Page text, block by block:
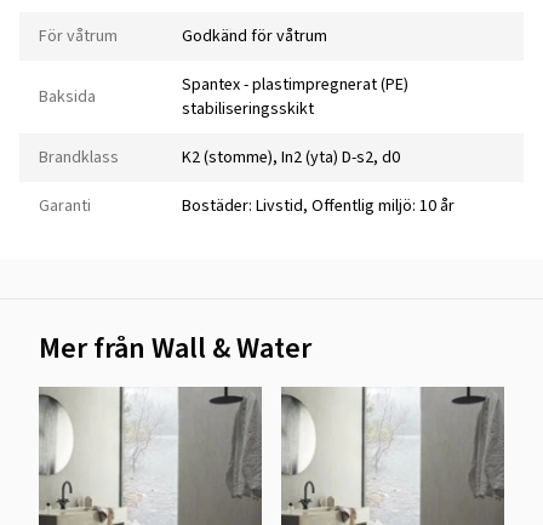
För våtrum Godkänd för våtrum
Baksida
Spantex - plastimpregnerat (PE)
stabiliseringsskikt
Brandklass K2 (stomme), In2 (yta) D-s2, d0
Garanti Bostäder: Livstid, Offentlig miljö: 10 år
Mer från Wall & Water